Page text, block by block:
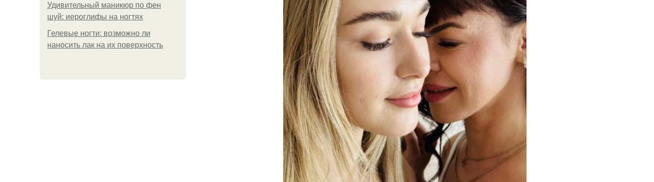
Удивительный маникюр по фен
шуй: иероглифы на ногтях
Гелевые ногти: возможно ли
наносить лак на их поверхность